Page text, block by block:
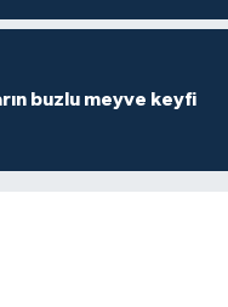
buzlu meyve keyfi